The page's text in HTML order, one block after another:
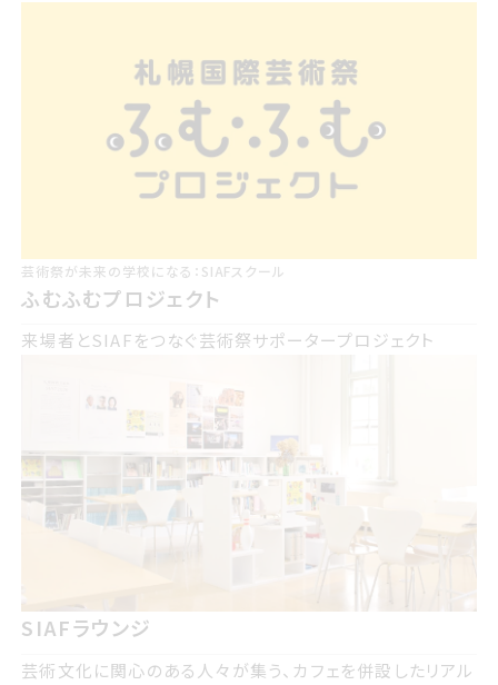
サイアフラウンジオンラ
SIAFラウンジオンライン
芸術祭が未来の学校になる：SIAFスクール
ふむふむプロジェクト
来場者とSIAFをつなぐ芸術祭サポータープロジェクト
SIAFラウンジ
芸術文化に関心のある人々が集う、カフェを併設したリアル